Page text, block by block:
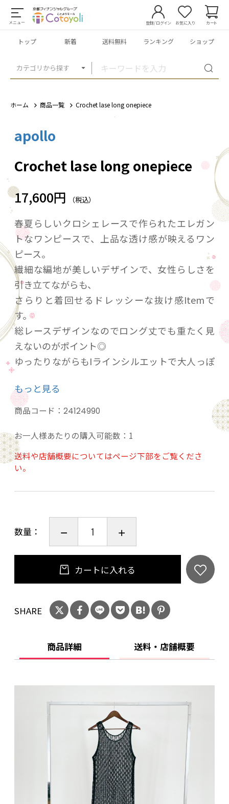
メニュー
カテゴリから探す
登録/ログイン お気に入り カート
トップ 新着 送料無料 ランキング ショップ
ホーム 商品一覧 Crochet lase long onepiece
apollo
Crochet lase long onepiece
17,600円 （税込）
春夏らしいクロシェレースで作られたエレガン
トなワンピースで、上品な透け感が映えるワン
ピース。
繊細な編地が美しいデザインで、女性らしさを
引き立てながらも、
さらりと着回せるドレッシーな抜け感Itemで
す。
総レースデザインなのでロング丈でも重たく見
えないのがポイント◎
ゆったりながらもIラインシルエットで大人っぽ
【カラー】
【サイズ(平置き)】
・着丈：111.5cm
【素材】
・本体：ポリエステル 100%
・パイピング部分 100%
・デザイン：クロシェレース
【Detail】
・裏地 ：なし
・伸縮性：なし
・原産国：日本
※サイズには1~3cm誤差が生じることがござい
ます。(shopping guideをご確認ください)
※商品画像は、光の当たり具合やパソコンなど
の閲覧環境により、実際の色味と異なって見え
る場合がございます。予めご了承ください。
※商品の色味の目安は、商品単体の画像をご参
もっと見る
商品コード： 24124990
お一人様あたりの購入可能数：1
送料や店舗概要についてはページ下部をご覧くださ
い。
数量：
カートに入れる
SHARE
商品詳細 送料・店舗概要